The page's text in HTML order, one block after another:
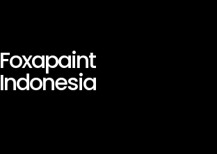
Foxapaint
Indonesia